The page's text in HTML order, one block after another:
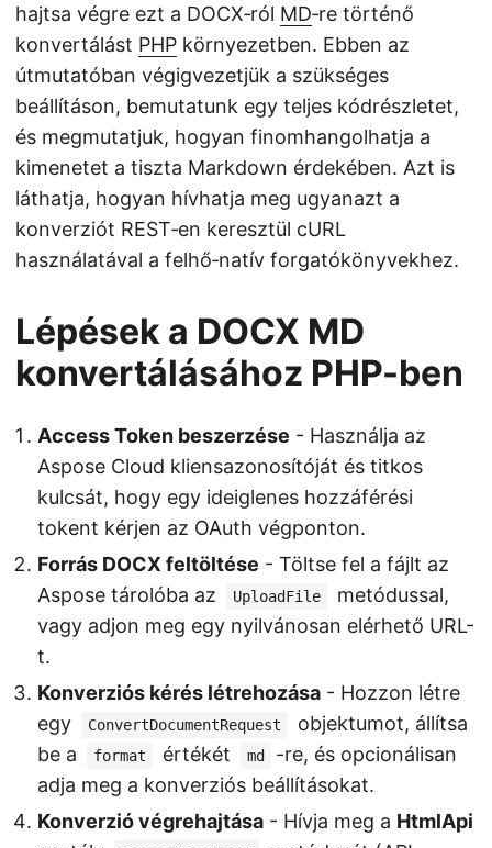
hajtsa végre ezt a DOCX‑ról MD‑re történő
konvertálást PHP környezetben. Ebben az
útmutatóban végigvezetjük a szükséges
beállításon, bemutatunk egy teljes kódrészletet,
és megmutatjuk, hogyan finomhangolhatja a
kimenetet a tiszta Markdown érdekében. Azt is
láthatja, hogyan hívhatja meg ugyanazt a
konverziót REST‑en keresztül cURL
használatával a felhő‑natív forgatókönyvekhez.
Lépések a DOCX MD
konvertálásához PHP-ben
Access Token beszerzése - Használja az
Aspose Cloud kliensazonosítóját és titkos
kulcsát, hogy egy ideiglenes hozzáférési
tokent kérjen az OAuth végponton.
Forrás DOCX feltöltése - Töltse fel a fájlt az
Aspose tárolóba az
UploadFile
metódussal,
vagy adjon meg egy nyilvánosan elérhető URL-
t.
Konverziós kérés létrehozása - Hozzon létre
egy
ConvertDocumentRequest
objektumot, állítsa
be a
format értékét md
-re, és opcionálisan
adja meg a konverziós beállításokat.
Konverzió végrehajtása - Hívja meg a HtmlApi